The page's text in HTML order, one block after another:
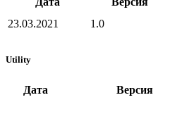
23.03.2021
1.0
Utility
Дата Версия